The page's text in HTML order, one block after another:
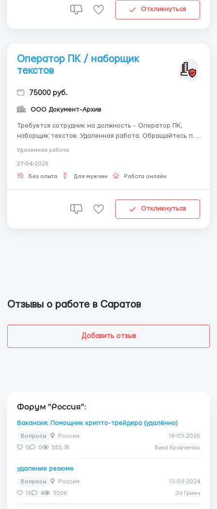
Откликнуться
Оператор ПК / наборщик
текстов
75000 руб.
ООО Документ-Архив
Требуется сотрудник на должность - Оператор ПК,
наборщик текстов. Удаленная работа. Обращайтесь по
эл.почте - workdoctext@gmail.com Обязанности:
материалы в текстовом редакторе. Условия: Удаленная
работа, график свободный, зарплата сдельная.
Удаленная работа
27-04-2026
Без опыта Для мужчин Работа онлайн
Откликнуться
Отзывы о работе в Саратов
Добавить отзыв
Форум "Россия":
Вакансия: Помощник крипто-трейдера (удалённо)
Вопросы Россия 18-03-2026
0 0 555.7K Вика Кравченко
удаление резюме
Вопросы Россия 12-03-2024
16 4 550K Эл Гринч